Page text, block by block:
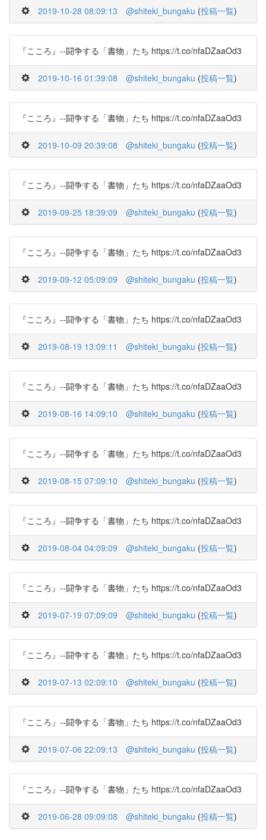
2019-10-28 08:09:13 @shiteki_bungaku (投稿一覧)
『こころ』--闘争する「書物」たち https://t.co/nfaDZaaOd3
2019-10-16 01:39:08 @shiteki_bungaku (投稿一覧)
『こころ』--闘争する「書物」たち https://t.co/nfaDZaaOd3
2019-10-09 20:39:08 @shiteki_bungaku (投稿一覧)
『こころ』--闘争する「書物」たち https://t.co/nfaDZaaOd3
2019-09-25 18:39:09 @shiteki_bungaku (投稿一覧)
『こころ』--闘争する「書物」たち https://t.co/nfaDZaaOd3
2019-09-12 05:09:09 @shiteki_bungaku (投稿一覧)
『こころ』--闘争する「書物」たち https://t.co/nfaDZaaOd3
2019-08-19 13:09:11 @shiteki_bungaku (投稿一覧)
『こころ』--闘争する「書物」たち https://t.co/nfaDZaaOd3
2019-08-16 14:09:10 @shiteki_bungaku (投稿一覧)
『こころ』--闘争する「書物」たち https://t.co/nfaDZaaOd3
2019-08-15 07:09:10 @shiteki_bungaku (投稿一覧)
『こころ』--闘争する「書物」たち https://t.co/nfaDZaaOd3
2019-08-04 04:09:09 @shiteki_bungaku (投稿一覧)
『こころ』--闘争する「書物」たち https://t.co/nfaDZaaOd3
2019-07-19 07:09:09 @shiteki_bungaku (投稿一覧)
『こころ』--闘争する「書物」たち https://t.co/nfaDZaaOd3
2019-07-13 02:09:10 @shiteki_bungaku (投稿一覧)
『こころ』--闘争する「書物」たち https://t.co/nfaDZaaOd3
2019-07-06 22:09:13 @shiteki_bungaku (投稿一覧)
『こころ』--闘争する「書物」たち https://t.co/nfaDZaaOd3
2019-06-28 09:09:08 @shiteki_bungaku (投稿一覧)